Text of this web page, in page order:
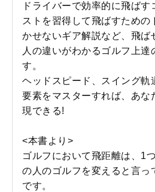
ドライバーで効率的に飛ば
ストを習得して飛ばすための
かせないギア解説など、飛ば
人の違いがわかるゴルフ上達
す。
ヘッドスピード、スイング軌
要素をマスターすれば、あな
現できる!
<本書より>
ゴルフにおいて飛距離は、1
の人のゴルフを変えると言っ
です。